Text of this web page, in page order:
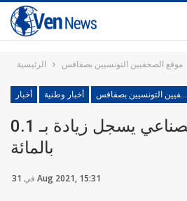
الرئيسية موقع الصحفيين التونسيين بصفاقس
أخبار أخبار وطنية موقع الصحفيين التونسيين بصفاقس
مؤشر الإنتاج الصناعي يسجل زيادة بـ 0.1
بالمائة
في 31 Aug 2021, 15:31